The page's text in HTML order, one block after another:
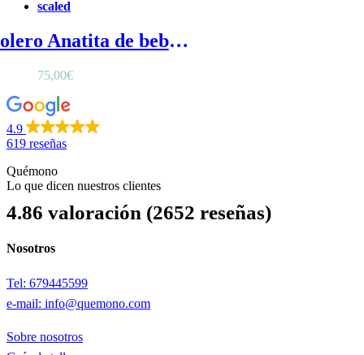
Bolero Anatita de bebé - abrigo pelo bebe niña de algodón
75,00€
4.9
619 reseñas
Quémono
Lo que dicen nuestros clientes
4.86 valoración (2652 reseñas)
Nosotros
Tel: 679445599
e-mail: info@quemono.com
Sobre nosotros